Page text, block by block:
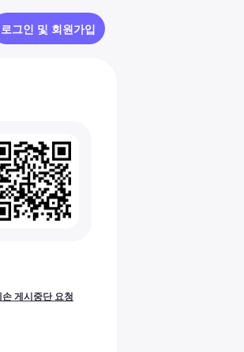
로그인 및 회원가입
게시중단 요청